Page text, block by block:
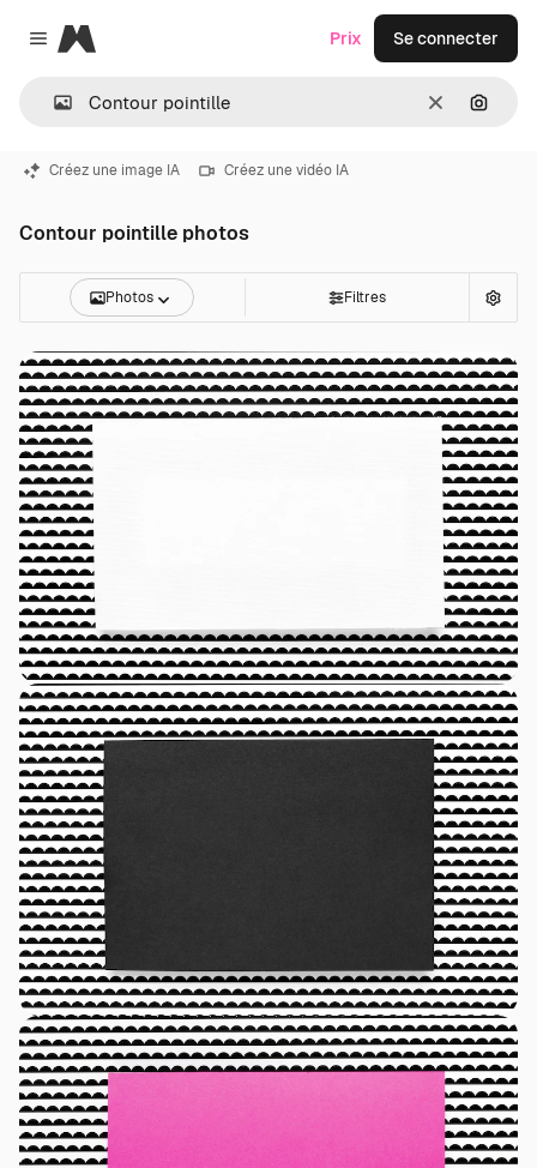
Close menu
Magnific
Effacer
Prix Se connecter
Créez une image IA Créez une vidéo IA
Contour pointille photos
Photos Filtres